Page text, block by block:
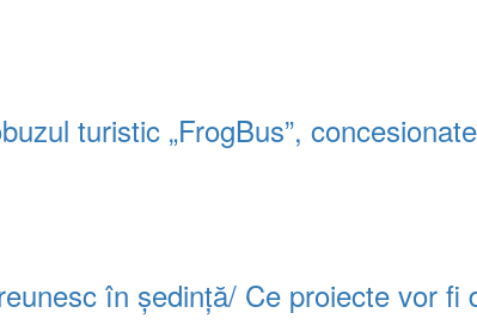
turistic „FrogBus”,
în ședință/ Ce proiecte vor fi